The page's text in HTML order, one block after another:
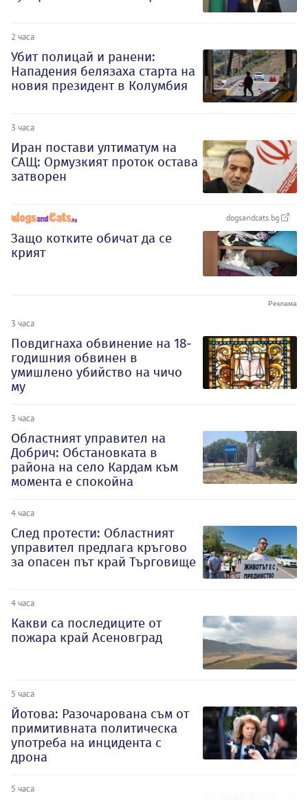
2 часа
Убит полицай и ранени:
Нападения белязаха старта на
новия президент в Колумбия
3 часа
Иран постави ултиматум на
САЩ: Ормузкият проток остава
затворен
dogsandcats.bg
Защо котките обичат да се
крият
3 часа
Повдигнаха обвинение на 18-
годишния обвинен в
умишлено убийство на чичо
му
3 часа
Oбластният управител на
Добрич: Обстановката в
района на село Кардам към
момента е спокойна
4 часа
След протести: Областният
управител предлага кръгово
за опасен път край Търговище
4 часа
Какви са последиците от
пожара край Асеновград
5 часа
Йотова: Разочарована съм от
примитивната политическа
употреба на инцидента с
дрона
5 часа